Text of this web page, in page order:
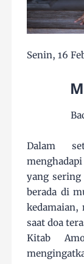
Senin, 16
Dalam
yang
berada di
kedamaian,
saat doa
Kitab